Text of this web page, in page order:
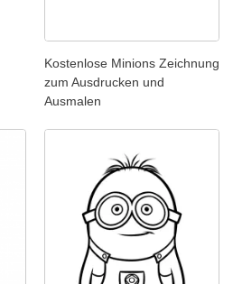
Kostenlose Minions Zeichnung
zum Ausdrucken und
Ausmalen